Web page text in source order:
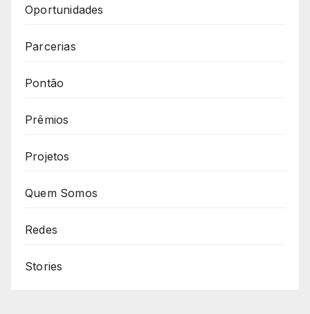
Oportunidades
Parcerias
Pontão
Prêmios
Projetos
Quem Somos
Redes
Stories